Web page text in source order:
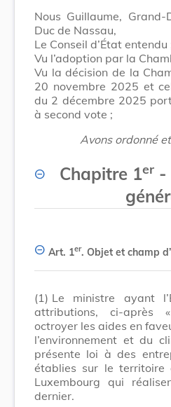
Nous Guillaume,
Duc de Nassau,
Le Conseil d’État entendu
Vu l’adoption par la
Vu la décision de la
20 novembre 2025 et
du 2 décembre 2025
à second vote ;
Avons ordonné
Chapitre 1er -
Art. 1er. Objet et champ
(1) Le ministre ayant
attributions, ci-après
octroyer les aides en
l’environnement et du
présente loi à des
établies sur le territoire
Luxembourg qui
dernier.